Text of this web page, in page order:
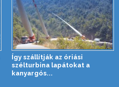
Így szállítják az óriási
szélturbina lapátokat a
kanyargós...